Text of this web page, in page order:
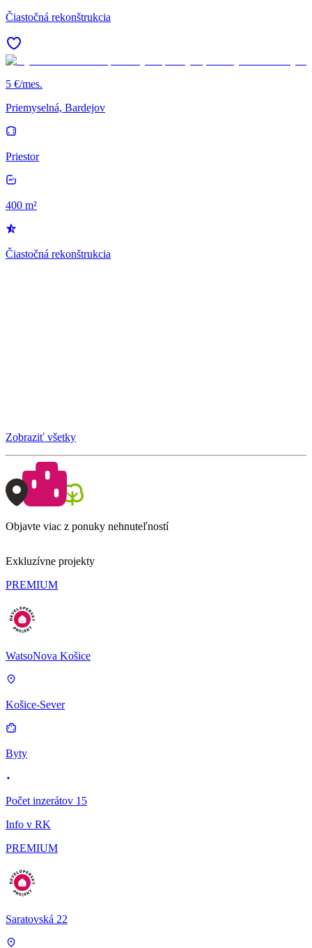
Čiastočná rekonštrukcia
5 €/mes.
Priemyselná, Bardejov
Priestor
400 m²
Čiastočná rekonštrukcia
Zobraziť všetky
Objavte viac z ponuky nehnuteľností
Exkluzívne projekty
PREMIUM
WatsoNova Košice
Košice-Sever
Byty
Počet inzerátov 15
Info v RK
PREMIUM
Saratovská 22